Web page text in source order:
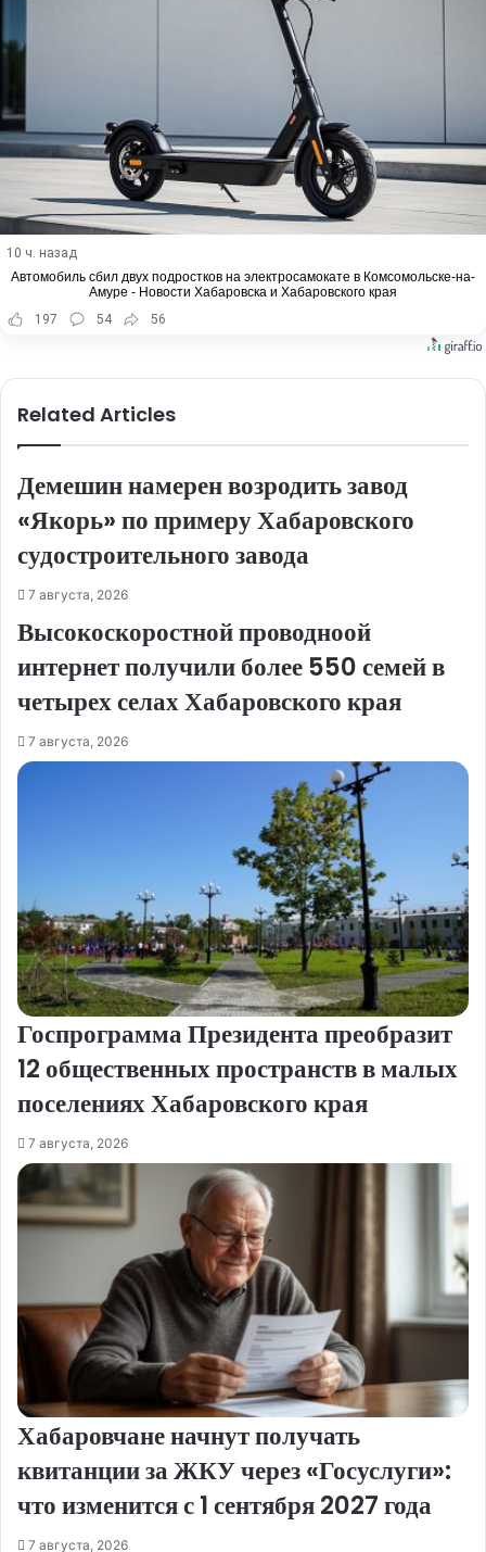
10 ч. назад
Автомобиль сбил двух подростков на электросамокате в Комсомольске-на-
Амуре - Новости Хабаровска и Хабаровского края
197
54 56
Related Articles
Демешин намерен возродить завод
«Якорь» по примеру Хабаровского
судостроительного завода
7 августа, 2026
Высокоскоростной проводноой
интернет получили более 550 семей в
четырех селах Хабаровского края
7 августа, 2026
Госпрограмма Президента преобразит
12 общественных пространств в малых
поселениях Хабаровского края
7 августа, 2026
Хабаровчане начнут получать
квитанции за ЖКУ через «Госуслуги»:
что изменится с 1 сентября 2027 года
7 августа, 2026